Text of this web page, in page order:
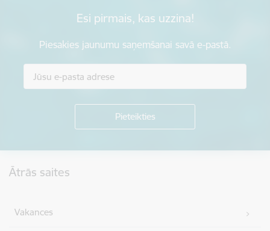
Esi pirmais, kas uzzina!
Piesakies jaunumu saņemšanai savā e-pastā.
Ātrās saites
Vakances